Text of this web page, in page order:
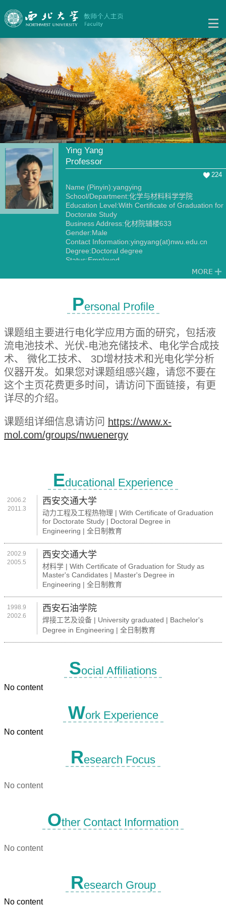
Ying Yang
Professor
224
Name (Pinyin):yangying
School/Department:化学与材料科学学院
Education Level:With Certificate of Graduation for
Doctorate Study
Business Address:化材院辅楼633
Gender:Male
Contact Information:yingyang(at)nwu.edu.cn
Degree:Doctoral degree
Status:Employed
Discipline:Analytical Chemistry
Personal Profile
课题组主要进行电化学应用方面的研究，包括液
流电池技术、光伏-电池充储技术、电化学合成技
术、 微化工技术、 3D增材技术和光电化学分析
仪器开发。 如果您对课题组感兴趣，请您不要在
这个主页花费更多时间，请访问下面链接，有更
详尽的介绍。
课题组详细信息请访问
https://www.x-
mol.com/groups/nwuenergy
Educational Experience
2006.2
2011.3
西安交通大学
动力工程及工程热物理 | With Certificate of Graduation
for Doctorate Study | Doctoral Degree in
Engineering | 全日制教育
2002.9
2005.5
西安交通大学
材料学 | With Certificate of Graduation for Study as
Master's Candidates | Master's Degree in
Engineering | 全日制教育
1998.9
2002.6
西安石油学院
焊接工艺及设备 | University graduated | Bachelor's
Degree in Engineering | 全日制教育
Social Affiliations
No content
Work Experience
No content
Research Focus
No content
Other Contact Information
No content
Research Group
No content